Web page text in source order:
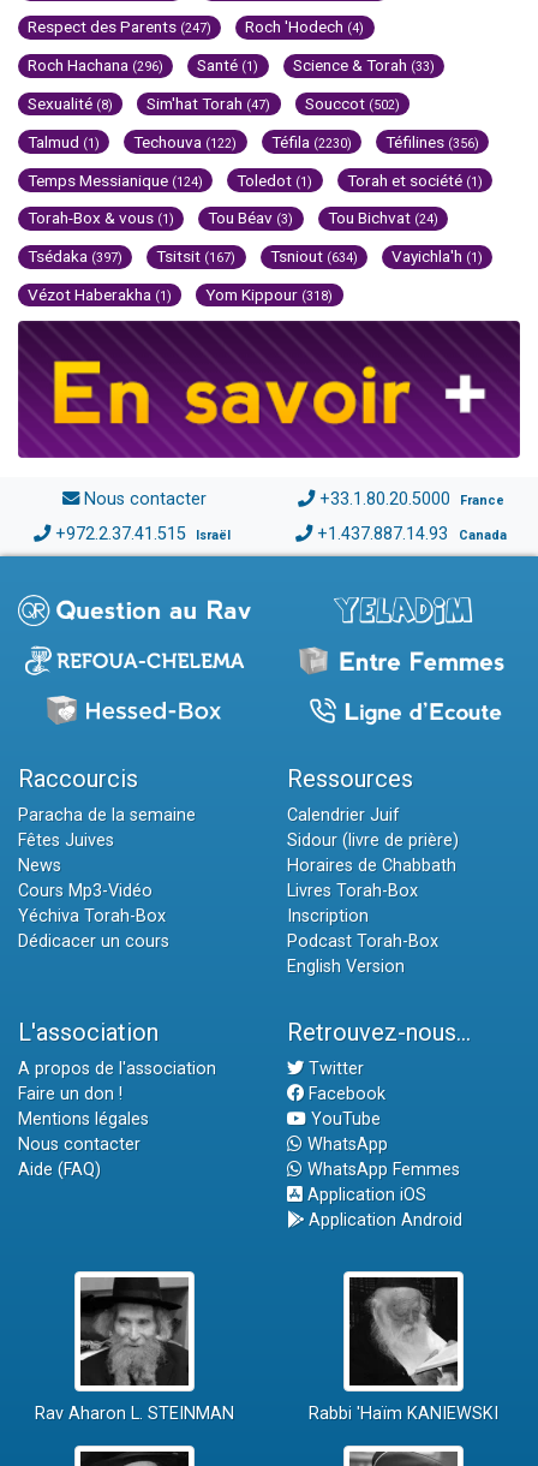
Respect des Parents (247) Roch 'Hodech (4)
Roch Hachana (296) Santé (1) Science & Torah (33)
Sexualité (8) Sim'hat Torah (47) Souccot (502)
Talmud (1) Techouva (122) Téfila (2230) Téfilines (356)
Temps Messianique (124) Toledot (1) Torah et société (1)
Torah-Box & vous (1) Tou Béav (3) Tou Bichvat (24)
Tsédaka (397) Tsitsit (167) Tsniout (634) Vayichla'h (1)
Vézot Haberakha (1) Yom Kippour (318)
Nous contacter +33.1.80.20.5000 France
+972.2.37.41.515 Israël +1.437.887.14.93 Canada
Raccourcis
Paracha de la semaine
Fêtes Juives
News
Cours Mp3-Vidéo
Yéchiva Torah-Box
Dédicacer un cours
Ressources
Calendrier Juif
Sidour (livre de prière)
Horaires de Chabbath
Livres Torah-Box
Inscription
Podcast Torah-Box
English Version
L'association
A propos de l'association
Faire un don !
Mentions légales
Nous contacter
Aide (FAQ)
Retrouvez-nous...
Twitter
Facebook
YouTube
WhatsApp
WhatsApp Femmes
Application iOS
Application Android
Rav Aharon L. STEINMAN Rabbi 'Haïm KANIEWSKI